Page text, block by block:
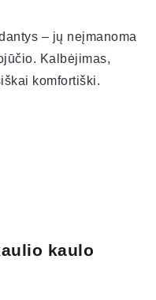
– jų neįmanoma
Kalbėjimas,
komfortiški.
kaulo